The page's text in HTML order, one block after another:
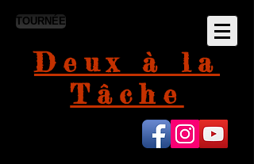
TOURNÉE
Deux à la
Tâche